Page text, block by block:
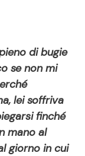
di bugie
se non mi
lei soffriva
finché
mano al
giorno in cui